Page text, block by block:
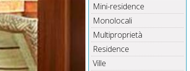
Mini-residence
Monolocali
Multiproprietà
Residence
Ville